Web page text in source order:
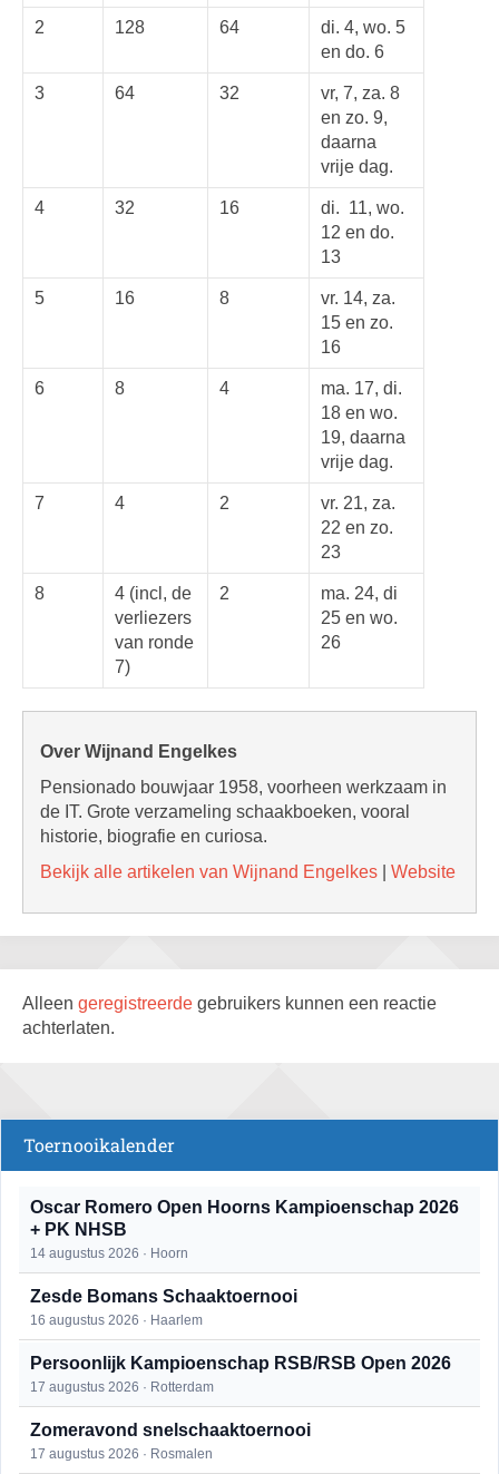
2 128 64
di. 4, wo. 5
en do. 6
3 64 32
vr, 7, za. 8
en zo. 9,
daarna
vrije dag.
4 32 16
di. 11, wo.
12 en do.
13
5 16 8
vr. 14, za.
15 en zo.
16
6 8 4
ma. 17, di.
18 en wo.
19, daarna
vrije dag.
7 4 2
vr. 21, za.
22 en zo.
23
8
4 (incl, de
verliezers
van ronde
7)
2
ma. 24, di
25 en wo.
26
Over Wijnand Engelkes
Pensionado bouwjaar 1958, voorheen werkzaam in
de IT. Grote verzameling schaakboeken, vooral
historie, biografie en curiosa.
Bekijk alle artikelen van Wijnand Engelkes
Website
Alleen geregistreerde gebruikers kunnen een reactie
achterlaten.
Toernooikalender
Oscar Romero Open Hoorns Kampioenschap 2026
+ PK NHSB
14 augustus 2026 · Hoorn
Zesde Bomans Schaaktoernooi
16 augustus 2026 · Haarlem
Persoonlijk Kampioenschap RSB/RSB Open 2026
17 augustus 2026 · Rotterdam
Zomeravond snelschaaktoernooi
17 augustus 2026 · Rosmalen